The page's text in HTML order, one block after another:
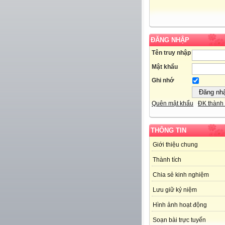
ĐĂNG NHẬP
Tên truy nhập
Mật khẩu
Ghi nhớ
Quên mật khẩu ĐK thành
THÔNG TIN
Giới thiệu chung
Thành tích
Chia sẻ kinh nghiệm
Lưu giữ kỷ niệm
Hình ảnh hoạt động
Soạn bài trực tuyến